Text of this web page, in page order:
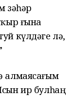
зәһәр
ғына
күлдәге лә,
алмаясағым
ир булһаң